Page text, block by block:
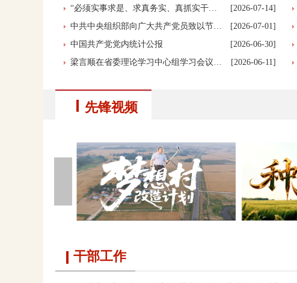
“必须实事求是、求真务实、真抓实干…
[2026-07-14]
中共中央组织部向广大共产党员致以节…
[2026-07-01]
中国共产党党内统计公报
[2026-06-30]
梁言顺在省委理论学习中心组学习会议…
[2026-06-11]
先锋视频
干部工作